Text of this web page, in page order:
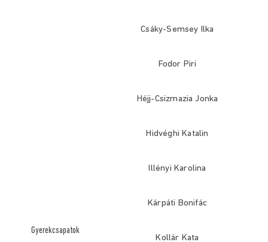
Gyerekcsapatok
Csáky-Semsey Ilka
Fodor Piri
Héjj-Csizmazia Jonka
Hidvéghi Katalin
Illényi Karolina
Kárpáti Bonifác
Kollár Kata